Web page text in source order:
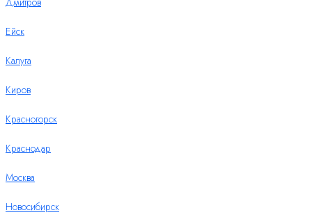
Ейск
Калуга
Киров
Красногорск
Краснодар
Москва
Новосибирск